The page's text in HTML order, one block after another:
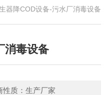
器降COD设备-污水厂消毒设备
消毒设备
性质：生产厂家